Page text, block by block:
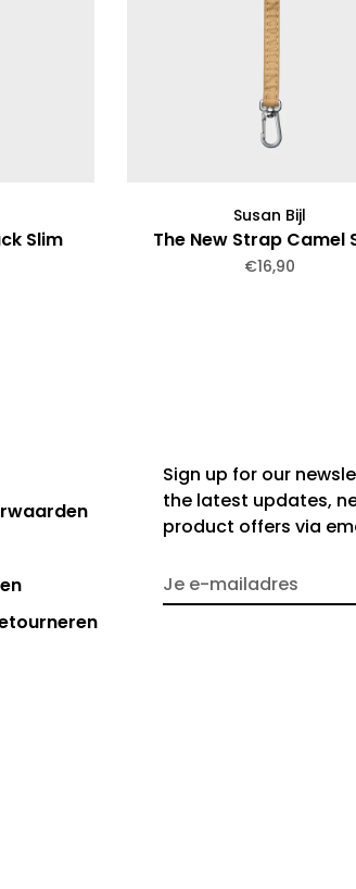
Slim
Susan Bijl
The New Strap Camel
€16,90
Sign up for our
the latest updates,
product offers via